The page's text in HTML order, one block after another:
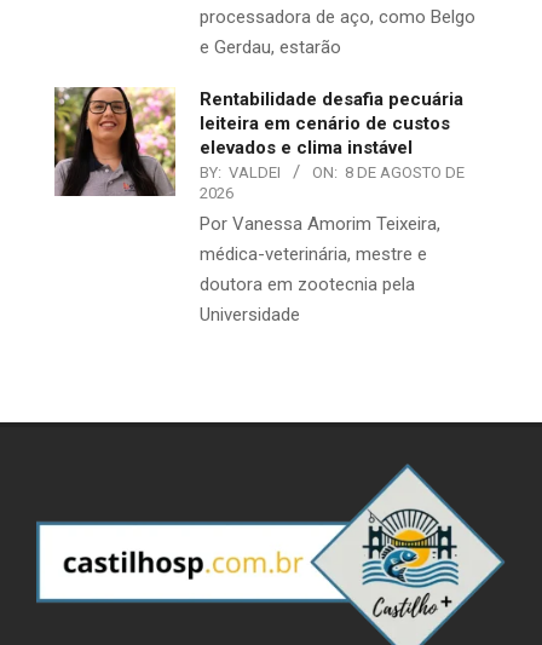
processadora de aço, como Belgo
e Gerdau, estarão
Rentabilidade desafia pecuária
leiteira em cenário de custos
elevados e clima instável
BY: VALDEI ON: 8 DE AGOSTO DE
2026
Por Vanessa Amorim Teixeira,
médica-veterinária, mestre e
doutora em zootecnia pela
Universidade